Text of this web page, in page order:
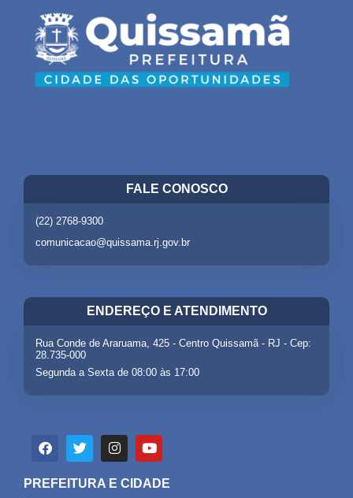
FALE CONOSCO
(22) 2768-9300
comunicacao@quissama.rj.gov.br
ENDEREÇO E ATENDIMENTO
Rua Conde de Araruama, 425 - Centro Quissamã - RJ - Cep:
28.735-000
Segunda a Sexta de 08:00 às 17:00
PREFEITURA E CIDADE